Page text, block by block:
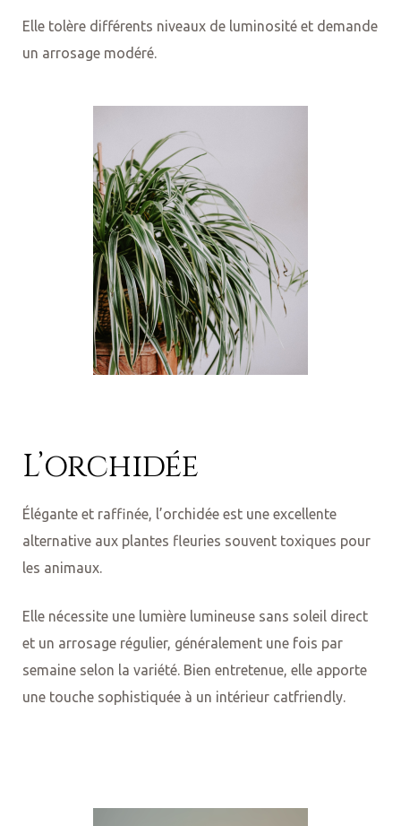
Elle tolère différents niveaux de luminosité et demande
un arrosage modéré.
L’orchidée
Élégante et raffinée, l’orchidée est une excellente
alternative aux plantes fleuries souvent toxiques pour
les animaux.
Elle nécessite une lumière lumineuse sans soleil direct
et un arrosage régulier, généralement une fois par
semaine selon la variété. Bien entretenue, elle apporte
une touche sophistiquée à un intérieur catfriendly.